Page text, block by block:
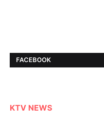
FACEBOOK
KTV NEWS